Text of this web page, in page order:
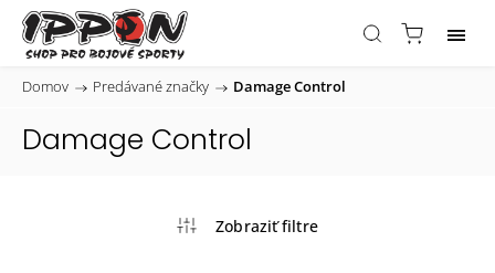
Domov / Predávané značky / Damage Control
Damage Control